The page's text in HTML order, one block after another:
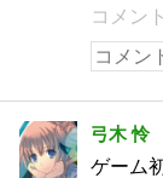
コメン
弓木 怜
ゲーム